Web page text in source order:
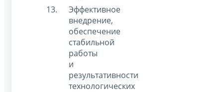
Эффективное
внедрение,
обеспечение
стабильной
работы
и
результативности
технологических